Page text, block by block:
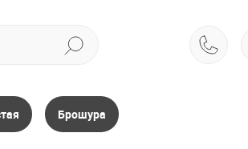
Брошура